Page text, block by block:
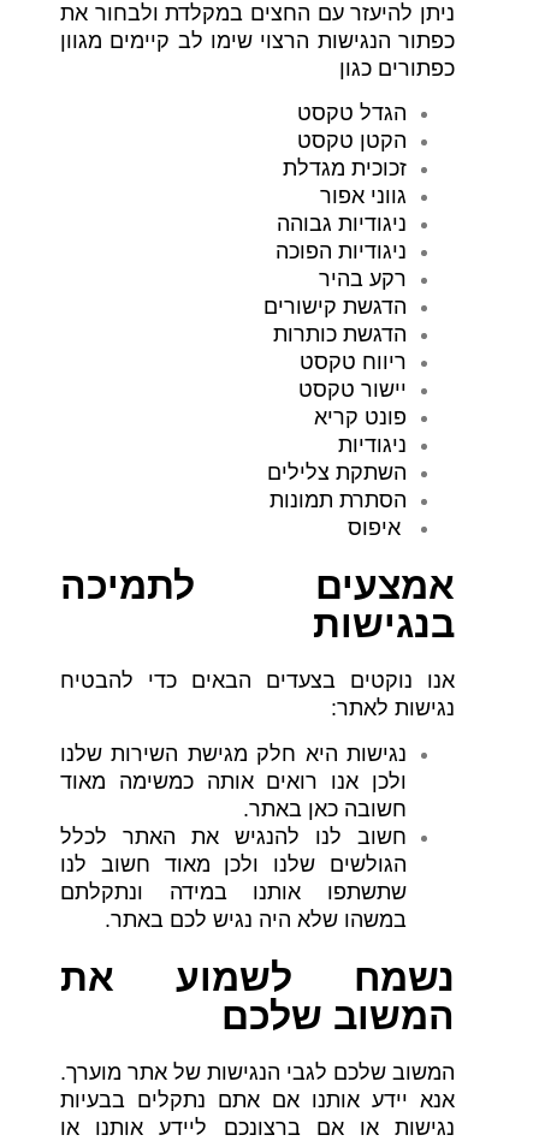
ניתן להיעזר עם החצים במקלדת ולבחור את
כפתור הנגישות הרצוי שימו לב קיימים מגוון
כפתורים כגון
הגדל טקסט
הקטן טקסט
זכוכית מגדלת
גווני אפור
ניגודיות גבוהה
ניגודיות הפוכה
רקע בהיר
הדגשת קישורים
הדגשת כותרות
ריווח טקסט
יישור טקסט
פונט קריא
ניגודיות
השתקת צלילים
הסתרת תמונות
איפוס
אמצעים לתמיכה
בנגישות
אנו נוקטים בצעדים הבאים כדי להבטיח
נגישות לאתר:
נגישות היא חלק מגישת השירות שלנו
ולכן אנו רואים אותה כמשימה מאוד
חשובה כאן באתר.
חשוב לנו להנגיש את האתר לכלל
הגולשים שלנו ולכן מאוד חשוב לנו
שתשתפו אותנו במידה ונתקלתם
במשהו שלא היה נגיש לכם באתר.
נשמח לשמוע את
המשוב שלכם
המשוב שלכם לגבי הנגישות של אתר מוערך.
אנא יידע אותנו אם אתם נתקלים בבעיות
נגישות או אם ברצונכם ליידע אותנו או